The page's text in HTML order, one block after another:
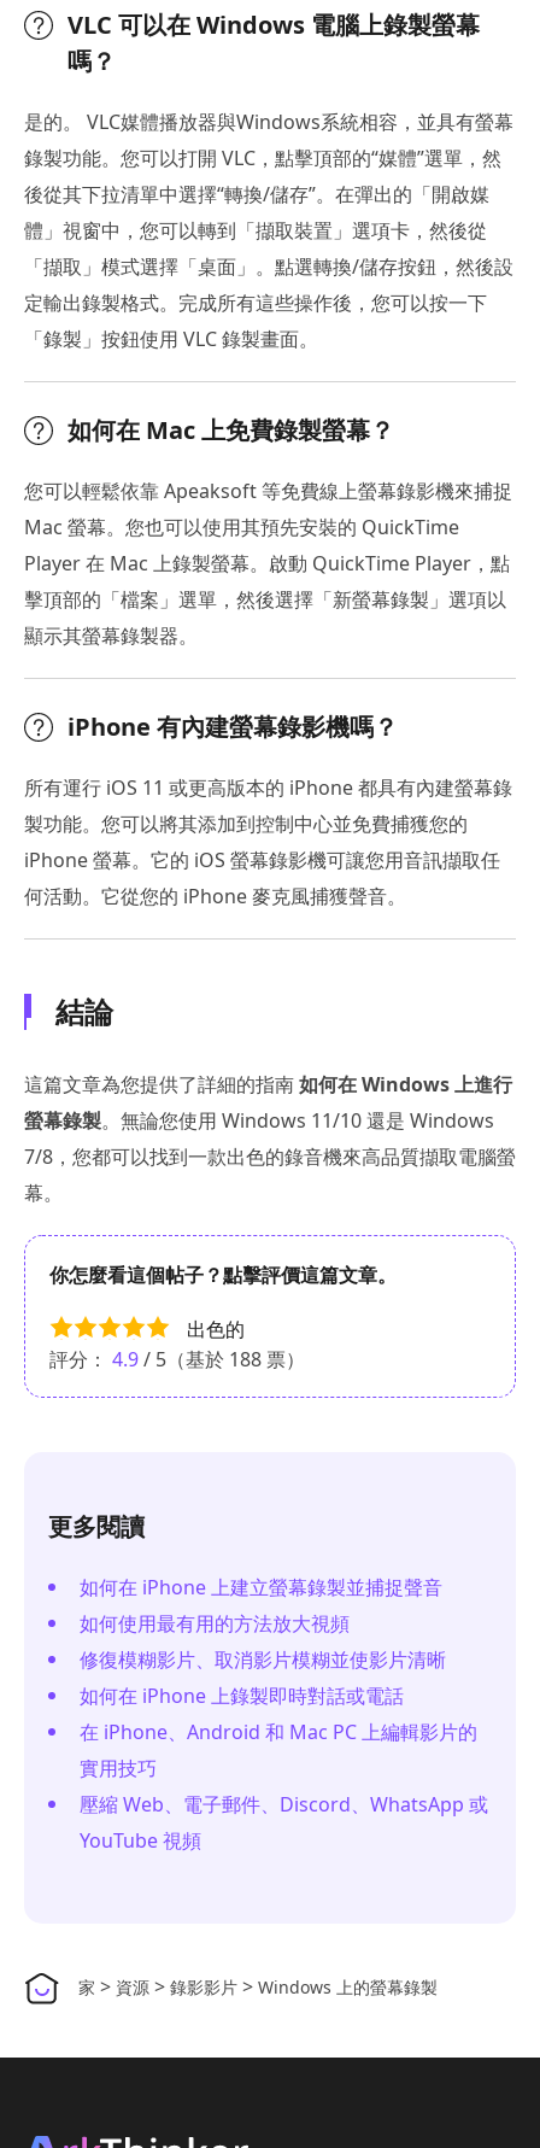
VLC 可以在 Windows 電腦上錄製螢幕
嗎？
是的。 VLC媒體播放器與Windows系統相容，並具有螢幕
錄製功能。您可以打開 VLC，點擊頂部的“媒體”選單，然
後從其下拉清單中選擇“轉換/儲存”。在彈出的「開啟媒
體」視窗中，您可以轉到「擷取裝置」選項卡，然後從
「擷取」模式選擇「桌面」。點選轉換/儲存按鈕，然後設
定輸出錄製格式。完成所有這些操作後，您可以按一下
「錄製」按鈕使用 VLC 錄製畫面。
如何在 Mac 上免費錄製螢幕？
您可以輕鬆依靠 Apeaksoft 等免費線上螢幕錄影機來捕捉
Mac 螢幕。您也可以使用其預先安裝的 QuickTime
Player 在 Mac 上錄製螢幕。啟動 QuickTime Player，點
擊頂部的「檔案」選單，然後選擇「新螢幕錄製」選項以
顯示其螢幕錄製器。
iPhone 有內建螢幕錄影機嗎？
所有運行 iOS 11 或更高版本的 iPhone 都具有內建螢幕錄
製功能。您可以將其添加到控制中心並免費捕獲您的
iPhone 螢幕。它的 iOS 螢幕錄影機可讓您用音訊擷取任
何活動。它從您的 iPhone 麥克風捕獲聲音。
結論
這篇文章為您提供了詳細的指南如何在 Windows 上進行
螢幕錄製。無論您使用 Windows 11/10 還是 Windows
7/8，您都可以找到一款出色的錄音機來高品質擷取電腦螢
幕。
你怎麼看這個帖子？點擊評價這篇文章。
出色的
評分： 4.9/ 5（基於 188 票）
更多閱讀
如何在 iPhone 上建立螢幕錄製並捕捉聲音
如何使用最有用的方法放大視頻
修復模糊影片、取消影片模糊並使影片清晰
如何在 iPhone 上錄製即時對話或電話
在 iPhone、Android 和 Mac PC 上編輯影片的
實用技巧
壓縮 Web、電子郵件、Discord、WhatsApp 或
YouTube 視頻
家 > 資源 > 錄影影片 > Windows 上的螢幕錄製